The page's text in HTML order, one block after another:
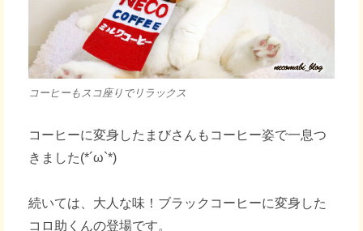
コーヒーもスコ座りでリラックス
コーヒーに変身したまびさんもコーヒー姿で一息つ
きました(*´ω`*)
続いては、大人な味！ブラックコーヒーに変身した
コロ助くんの登場です。